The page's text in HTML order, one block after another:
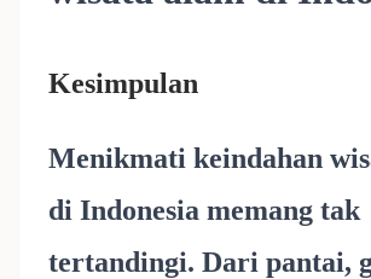
Kesimpulan
Menikmati keindahan
di Indonesia memang tak
tertandingi. Dari pantai,